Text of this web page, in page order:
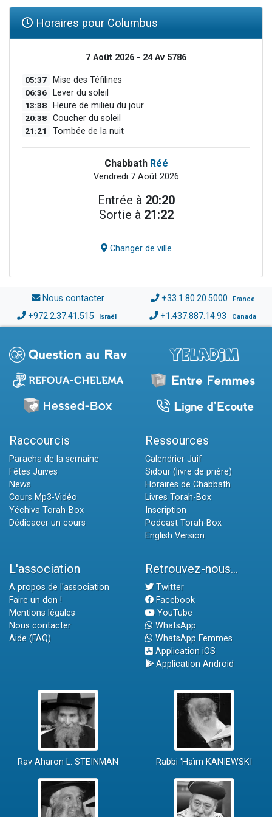
Horaires pour Columbus
7 Août 2026 - 24 Av 5786
05:37 Mise des Téfilines
06:36 Lever du soleil
13:38 Heure de milieu du jour
20:38 Coucher du soleil
21:21 Tombée de la nuit
Chabbath Réé
Vendredi 7 Août 2026
Entrée à 20:20
Sortie à 21:22
Changer de ville
Nous contacter +33.1.80.20.5000 France
+972.2.37.41.515 Israël +1.437.887.14.93 Canada
Raccourcis
Paracha de la semaine
Fêtes Juives
News
Cours Mp3-Vidéo
Yéchiva Torah-Box
Dédicacer un cours
Ressources
Calendrier Juif
Sidour (livre de prière)
Horaires de Chabbath
Livres Torah-Box
Inscription
Podcast Torah-Box
English Version
L'association
A propos de l'association
Faire un don !
Mentions légales
Nous contacter
Aide (FAQ)
Retrouvez-nous...
Twitter
Facebook
YouTube
WhatsApp
WhatsApp Femmes
Application iOS
Application Android
Rav Aharon L. STEINMAN Rabbi 'Haïm KANIEWSKI